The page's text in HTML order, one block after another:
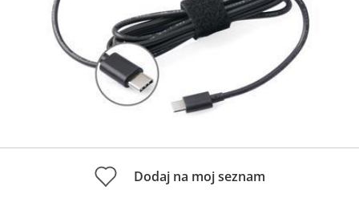
Dodaj na moj seznam